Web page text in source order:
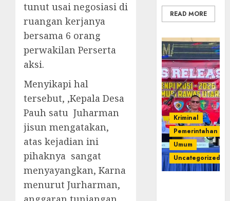
tunut usai negosiasi di
ruangan kerjanya
bersama 6 orang
perwakilan Perserta
aksi.
Menyikapi hal
tersebut, ,Kepala Desa
Pauh satu Juharman
jisun mengatakan,
atas kejadian ini
pihaknya sangat
menyayangkan, Karna
menurut Jurharman,
READ MORE
Kriminal
Pemerintahan
Umum
Uncategorized